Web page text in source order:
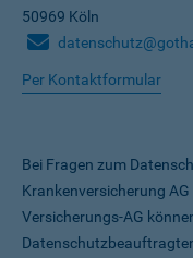
50969 Köln
Per Kontaktformular
Bei Fragen zum
Krankenversicherung
Versicherungs-AG